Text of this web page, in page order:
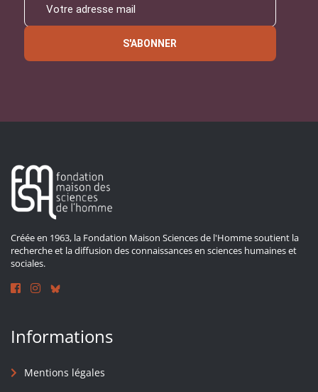
S'ABONNER
Créée en 1963, la Fondation Maison Sciences de l'Homme soutient la
recherche et la diffusion des connaissances en sciences humaines et
sociales.
Informations
Mentions légales